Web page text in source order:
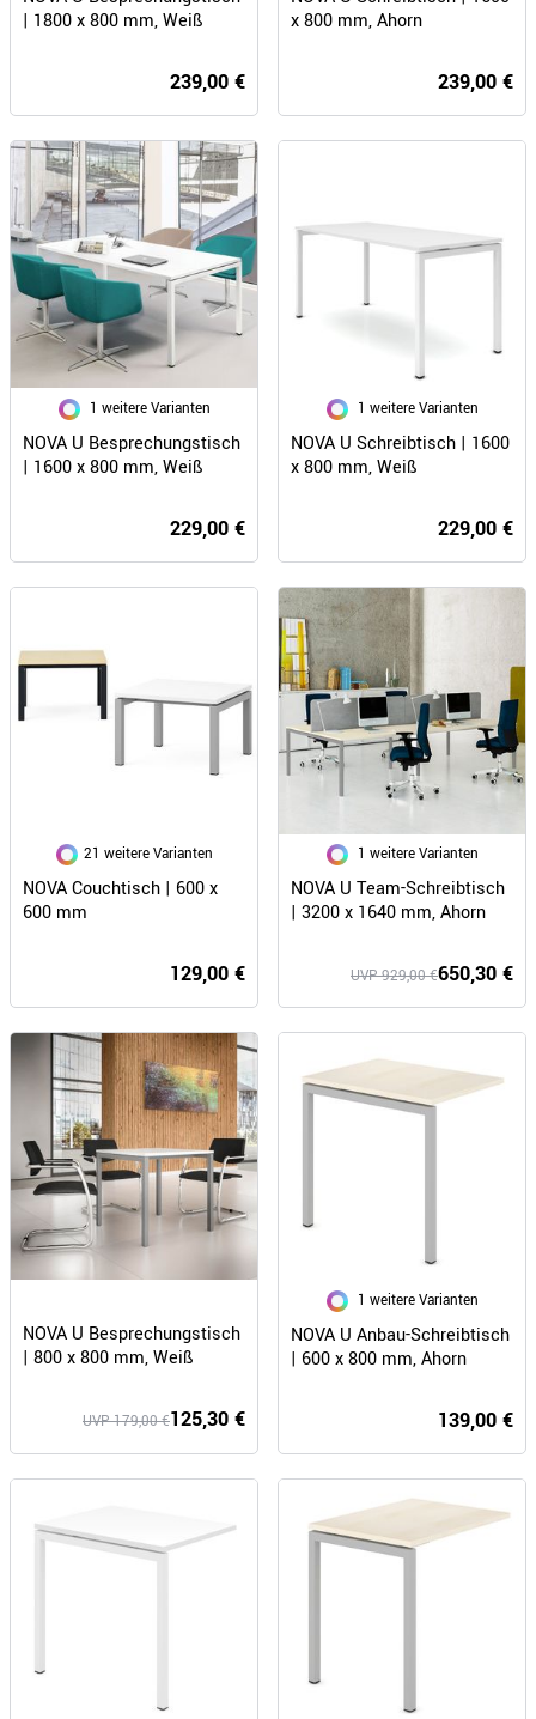
| 1800 x 800 mm, Weiß
239,00 €
x 800 mm, Ahorn
239,00 €
1 weitere Varianten
NOVA U Besprechungstisch
| 1600 x 800 mm, Weiß
229,00 €
1 weitere Varianten
NOVA U Schreibtisch | 1600
x 800 mm, Weiß
229,00 €
21 weitere Varianten
NOVA Couchtisch | 600 x
600 mm
129,00 €
1 weitere Varianten
NOVA U Team-Schreibtisch
| 3200 x 1640 mm, Ahorn
650,30 €
UVP 929,00 €
NOVA U Besprechungstisch
| 800 x 800 mm, Weiß
125,30 €
UVP 179,00 €
1 weitere Varianten
NOVA U Anbau-Schreibtisch
| 600 x 800 mm, Ahorn
139,00 €